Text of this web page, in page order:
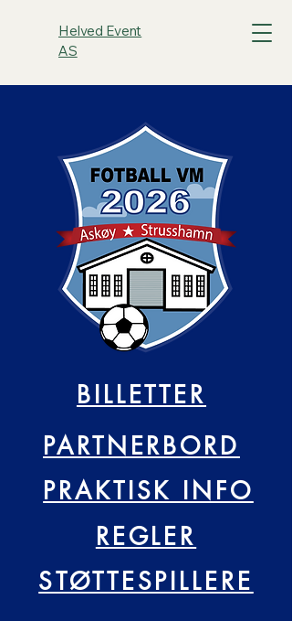
Helved Event
AS
BILLETTER
PARTNERBORD
PRAKTISK INFO
REGLER
STØTTESPILLERE